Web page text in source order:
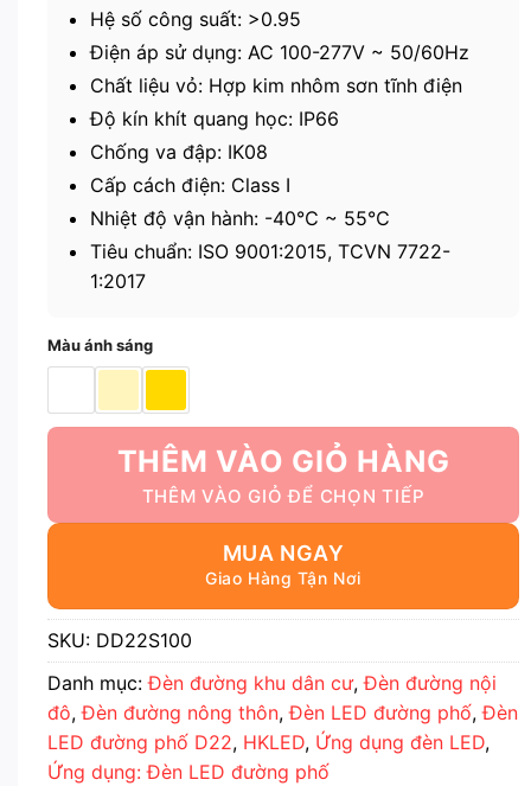
Hệ số công suất: >0.95
Điện áp sử dụng: AC 100-277V ~ 50/60Hz
Chất liệu vỏ: Hợp kim nhôm sơn tĩnh điện
Độ kín khít quang học: IP66
Chống va đập: IK08
Cấp cách điện: Class I
Nhiệt độ vận hành: -40℃ ~ 55℃
Tiêu chuẩn: ISO 9001:2015, TCVN 7722-
1:2017
Màu ánh sáng
THÊM VÀO GIỎ HÀNG
MUA NGAY
SKU: DD22S100
Danh mục:Đèn đường khu dân cư,Đèn đường nội
đô,Đèn đường nông thôn,Đèn LED đường phố,Đèn
LED đường phố D22, HKLED, Ứng dụng đèn LED,
Ứng dụng: Đèn LED đường phố